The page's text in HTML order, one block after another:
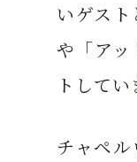
いゲス
や「ア
トしてい
チャペ